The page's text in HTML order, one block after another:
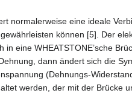
normalerweise eine ideale
können [5]. Der
eine WHEATSTONE’sche
dann ändert sich die
(Dehnungs-
werden, der mit der Brücke